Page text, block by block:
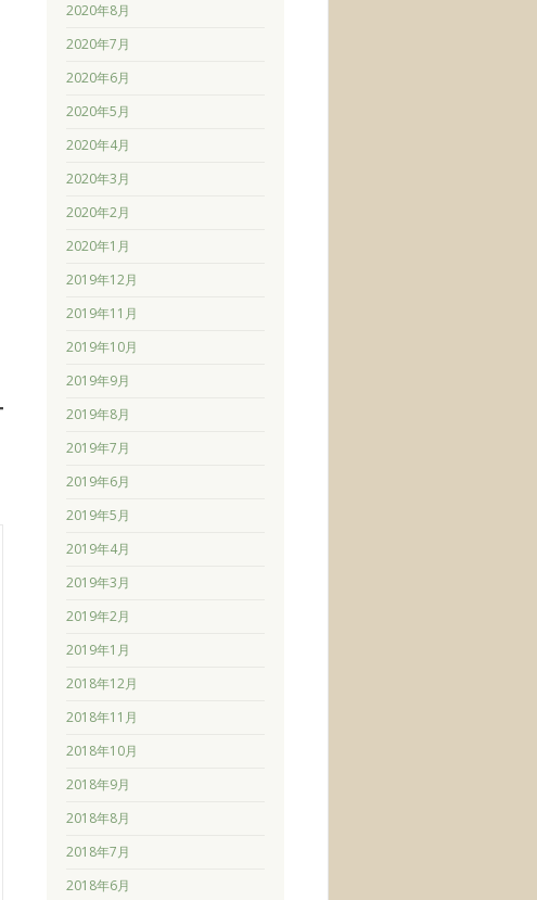
2020年8月
2020年7月
2020年6月
2020年5月
2020年4月
2020年3月
2020年2月
2020年1月
2019年12月
2019年11月
2019年10月
2019年9月
2019年8月
2019年7月
2019年6月
2019年5月
2019年4月
2019年3月
2019年2月
2019年1月
2018年12月
2018年11月
2018年10月
2018年9月
2018年8月
2018年7月
2018年6月